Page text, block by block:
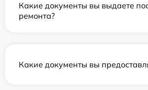
Какие документы вы выдаете
ремонта?
Какие документы вы